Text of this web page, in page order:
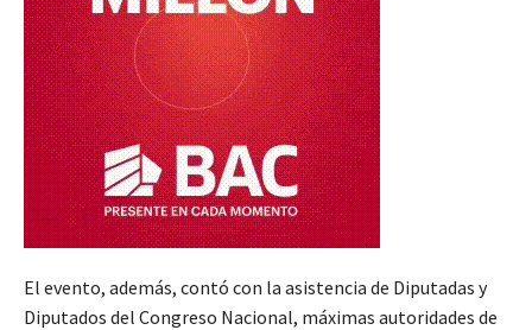
El evento, además, contó con la asistencia de Diputadas y
Diputados del Congreso Nacional, máximas autoridades de